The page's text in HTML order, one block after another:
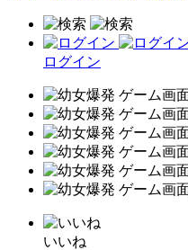
ログイン
いいね